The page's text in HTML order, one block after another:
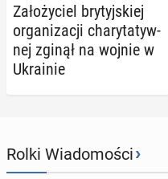
Za­ło­ży­ciel bry­tyj­skiej
or­ga­ni­za­cji cha­ry­ta­tyw­
nej zginął na wojnie w
Ukra­inie
Rolki Wiadomości›